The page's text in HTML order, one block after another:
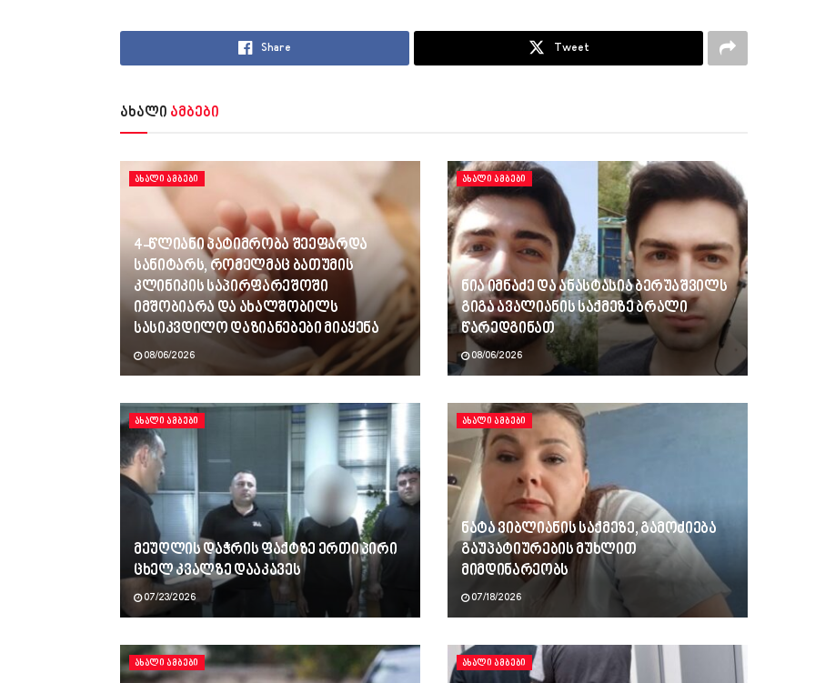
Share Tweet
ახალი ამბები
ᲐᲮᲐᲚᲘ ᲐᲛᲑᲔᲑᲘ
4-წლიანი პატიმრობა შეეფარდა
სანიტარს, რომელმაც ბათუმის
კლინიკის საპირფარეშოში
იმშობიარა და ახალშობილს
სასიკვდილო დაზიანებები მიაყენა
08/06/2026
ᲐᲮᲐᲚᲘ ᲐᲛᲑᲔᲑᲘ
ნია იმნაძე და ანასტასია ბერუაშვილს
გიგა ავალიანის საქმეზე ბრალი
წარედგინათ
08/06/2026
ᲐᲮᲐᲚᲘ ᲐᲛᲑᲔᲑᲘ
მეუღლის დაჭრის ფაქტზე ერთი პირი
ცხელ კვალზე დააკავეს
07/23/2026
ᲐᲮᲐᲚᲘ ᲐᲛᲑᲔᲑᲘ
ნატა ვიბლიანის საქმეზე, გამოძიება
გაუპატიურების მუხლით
მიმდინარეობს
07/18/2026
ᲐᲮᲐᲚᲘ ᲐᲛᲑᲔᲑᲘ ᲐᲮᲐᲚᲘ ᲐᲛᲑᲔᲑᲘ